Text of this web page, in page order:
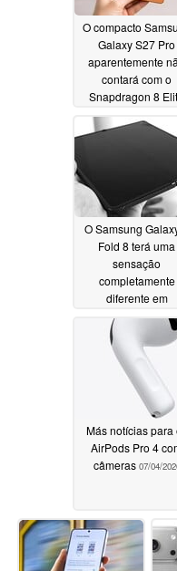
O compacto
Galaxy S27 Pro
aparentemente
contará com o
Snapdragon 8
Gen 6 em todas as
versões
07/07/2026
O Samsung
Fold 8 terá uma
sensação
completamente
diferente em
comparação
Galaxy Z Fold 7,
segundo sugerem
fontes de
07/06/2026
Más notícias para
AirPods Pro 4
câmeras 07/04/